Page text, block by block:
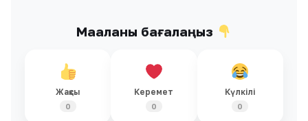
Мақаланы бағалаңыз
Жақсы
0
Керемет
0
Күлкілі
0